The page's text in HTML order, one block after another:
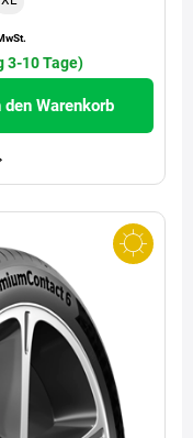
3-10 Tage)
den Warenkorb